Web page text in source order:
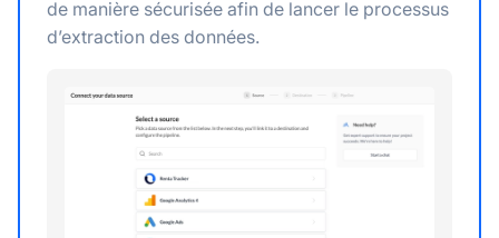
de manière sécurisée afin de lancer le processus
d’extraction des données.